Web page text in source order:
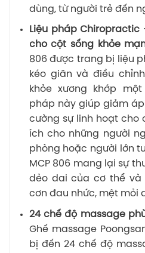
dùng, từ người trẻ đến
Liệu pháp
cho cột sống khỏe
806 được trang bị liệu
kéo giãn và điều
khỏe xương khớp
pháp này giúp giảm
cường sự linh hoạt cho
ích cho những người
phòng hoặc người lớn
MCP 806 mang lại sự
dẻo dai của cơ thể và
cơn đau nhức, mệt mỏi
24 chế độ massage
Ghế massage
bị đến 24 chế độ